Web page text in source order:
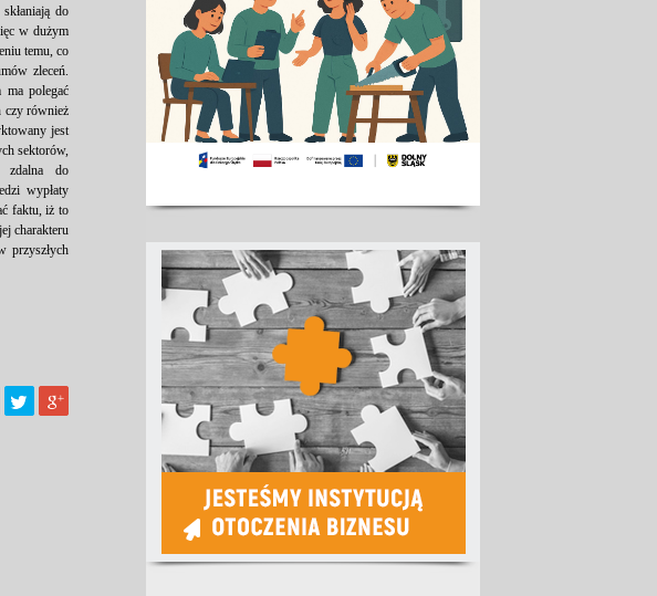
do
w dużym
temu, co
zleceń.
ma polegać
czy również
jest
sektorów,
zdalna do
wypłaty
faktu, iż to
charakteru
przyszłych